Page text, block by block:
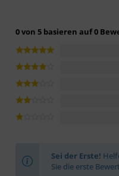
0 von 5 basieren auf 0
Sei der Erste!
Sie die erste